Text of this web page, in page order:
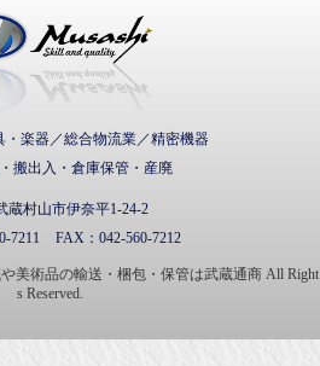
・楽器／総合物流業／精密機器
搬出入・倉庫保管・産廃
蔵村山市伊奈平1-24-2
7211 FAX： 042-560-7212
美術品の輸送・梱包・保管は武蔵通商 All Right
s Reserved.